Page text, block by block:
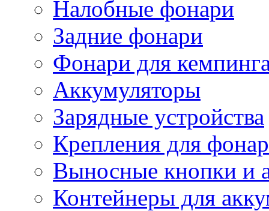
Налобные фонари
Задние фонари
Фонари для
Аккумуляторы
Зарядные устройства
Крепления для
Выносные кнопки и
Контейнеры для